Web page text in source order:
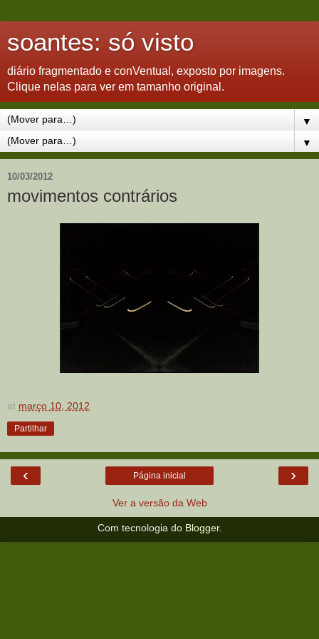
soantes: só visto
diário fragmentado e conVentual, exposto por imagens.
Clique nelas para ver em tamanho original.
▼
▼
10/03/2012
movimentos contrários
at março 10, 2012
Partilhar
‹ ›
Página inicial
Ver a versão da Web
Com tecnologia do Blogger.